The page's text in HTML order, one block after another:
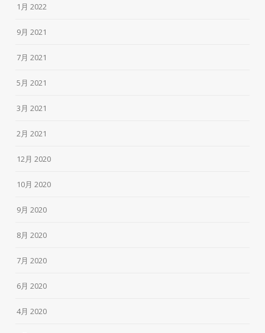
1月 2022
9月 2021
7月 2021
5月 2021
3月 2021
2月 2021
12月 2020
10月 2020
9月 2020
8月 2020
7月 2020
6月 2020
4月 2020